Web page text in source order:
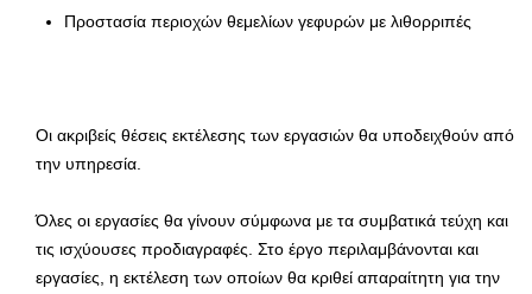
Προστασία περιοχών θεμελίων γεφυρών με λιθορριπές
Οι ακριβείς θέσεις εκτέλεσης των εργασιών θα υποδειχθούν από
την υπηρεσία.
Όλες οι εργασίες θα γίνουν σύμφωνα με τα συμβατικά τεύχη και
τις ισχύουσες προδιαγραφές. Στο έργο περιλαμβάνονται και
εργασίες, η εκτέλεση των οποίων θα κριθεί απαραίτητη για την